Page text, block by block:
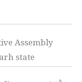
Assembly
state